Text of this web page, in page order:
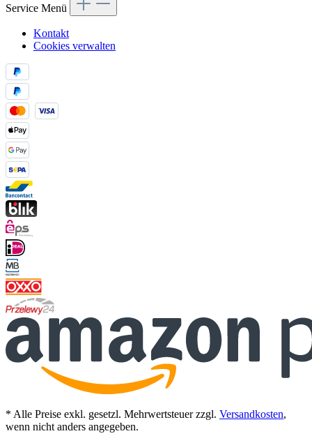
Service Menü
Kontakt
Cookies verwalten
* Alle Preise exkl. gesetzl. Mehrwertsteuer zzgl. Versandkosten,
wenn nicht anders angegeben.